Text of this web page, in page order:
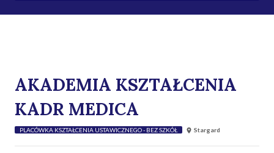
AKADEMIA KSZTAŁCENIA
KADR MEDICA
PLACÓWKA KSZTAŁCENIA USTAWICZNEGO - BEZ SZKÓŁ Stargard